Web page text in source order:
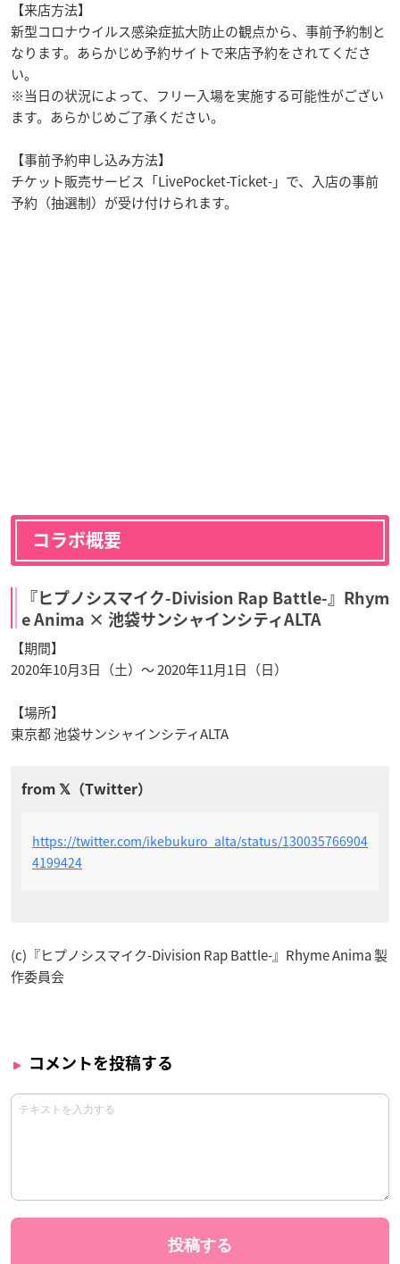
【来店方法】
新型コロナウイルス感染症拡大防止の観点から、事前予約制と
なります。あらかじめ予約サイトで来店予約をされてくださ
い。
※当日の状況によって、フリー入場を実施する可能性がござい
ます。あらかじめご了承ください。
【事前予約申し込み方法】
チケット販売サービス「LivePocket-Ticket-」で、入店の事前
予約（抽選制）が受け付けられます。
コラボ概要
『ヒプノシスマイク-Division Rap Battle-』Rhym
e Anima × 池袋サンシャインシティALTA
【期間】
2020年10月3日（土）～ 2020年11月1日（日）
【場所】
東京都 池袋サンシャインシティALTA
https://twitter.com/ikebukuro_alta/status/130035766904
4199424
(c)『ヒプノシスマイク-Division Rap Battle-』Rhyme Anima 製
作委員会
コメントを投稿する